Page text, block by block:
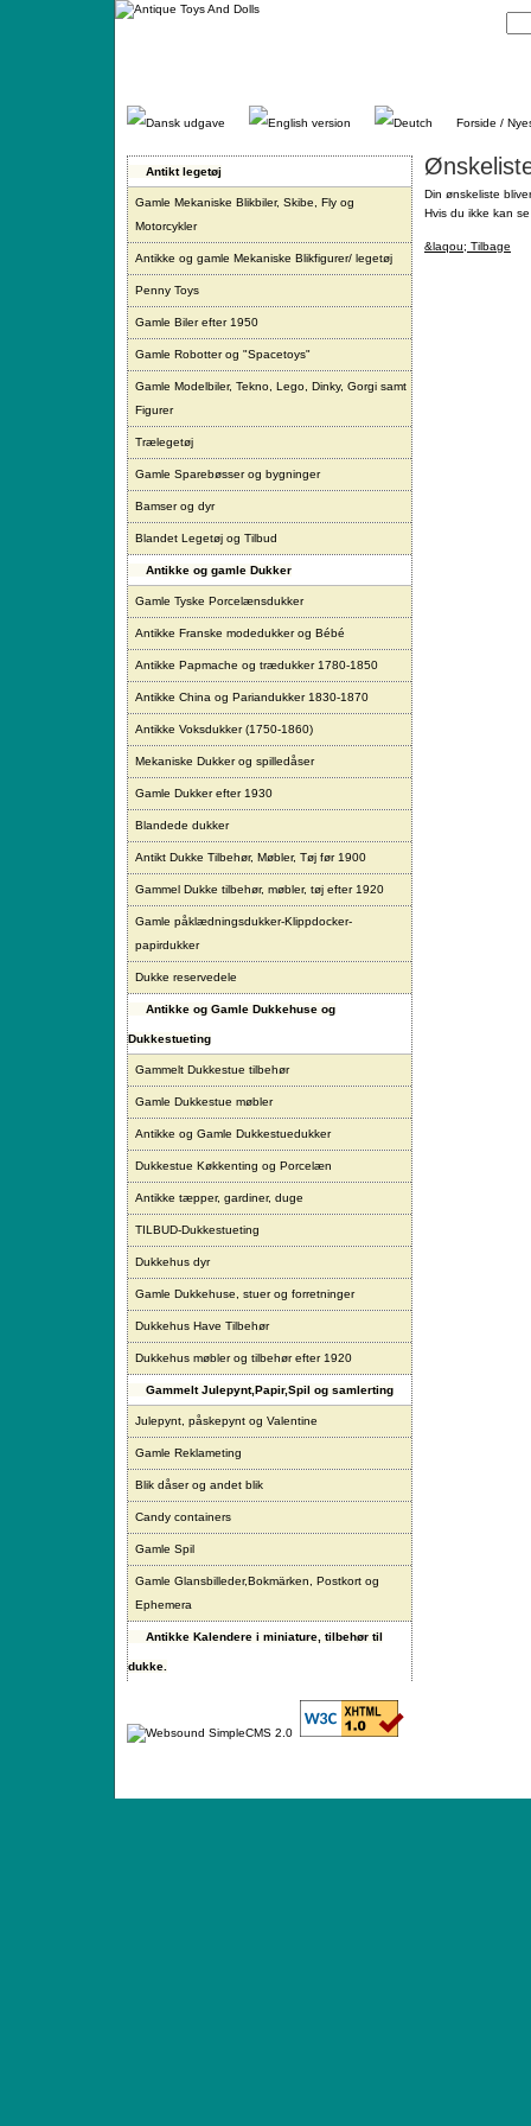
Gå
Forside /
Antikt legetøj
Gamle Mekaniske Blikbiler, Skibe, Fly og
Motorcykler
Antikke og gamle Mekaniske Blikfigurer/ legetøj
Penny Toys
Gamle Biler efter 1950
Gamle Robotter og "Spacetoys"
Gamle Modelbiler, Tekno, Lego, Dinky, Gorgi samt
Figurer
Trælegetøj
Gamle Sparebøsser og bygninger
Bamser og dyr
Blandet Legetøj og Tilbud
Antikke og gamle Dukker
Gamle Tyske Porcelænsdukker
Antikke Franske modedukker og Bébé
Antikke Papmache og trædukker 1780-1850
Antikke China og Pariandukker 1830-1870
Antikke Voksdukker (1750-1860)
Mekaniske Dukker og spilledåser
Gamle Dukker efter 1930
Blandede dukker
Antikt Dukke Tilbehør, Møbler, Tøj før 1900
Gammel Dukke tilbehør, møbler, tøj efter 1920
Gamle påklædningsdukker-Klippdocker-
papirdukker
Dukke reservedele
Antikke og Gamle Dukkehuse og
Dukkestueting
Gammelt Dukkestue tilbehør
Gamle Dukkestue møbler
Antikke og Gamle Dukkestuedukker
Dukkestue Køkkenting og Porcelæn
Antikke tæpper, gardiner, duge
TILBUD-Dukkestueting
Dukkehus dyr
Gamle Dukkehuse, stuer og forretninger
Dukkehus Have Tilbehør
Dukkehus møbler og tilbehør efter 1920
Gammelt Julepynt,Papir,Spil og samlerting
Julepynt, påskepynt og Valentine
Gamle Reklameting
Blik dåser og andet blik
Candy containers
Gamle Spil
Gamle Glansbilleder,Bokmärken, Postkort og
Ephemera
Antikke Kalendere i miniature, tilbehør til
dukke.
Din ønskeliste
Hvis du ikke kan
&laqou; Tilbage